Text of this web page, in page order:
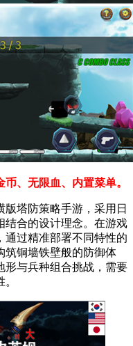
、无限血、内置菜单。
版塔防策略手游，采用日
结合的设计理念。在游戏
通过精准部署不同特性的
筑铜墙铁壁般的防御体
形与兵种组合挑战，需要